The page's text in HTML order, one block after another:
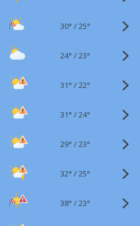
30° /25°
24° /23°
31° /22°
31° /24°
29° /23°
32° /25°
38° /23°